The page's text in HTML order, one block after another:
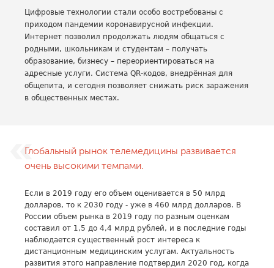
Цифровые технологии стали особо востребованы с
приходом пандемии коронавирусной инфекции.
Интернет позволил продолжать людям общаться с
родными, школьникам и студентам – получать
образование, бизнесу – переориентироваться на
адресные услуги. Система QR-кодов, внедрённая для
общепита, и сегодня позволяет снижать риск заражения
в общественных местах.
Глобальный рынок телемедицины развивается
очень высокими темпами.
Если в 2019 году его объем оценивается в 50 млрд
долларов, то к 2030 году - уже в 460 млрд долларов. В
России объем рынка в 2019 году по разным оценкам
составил от 1,5 до 4,4 млрд рублей, и в последние годы
наблюдается существенный рост интереса к
дистанционным медицинским услугам. Актуальность
развития этого направление подтвердил 2020 год, когда